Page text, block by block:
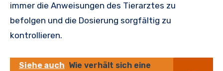
immer die Anweisungen des Tierarztes zu
befolgen und die Dosierung sorgfältig zu
kontrollieren.
Siehe auch Wie verhält sich eine